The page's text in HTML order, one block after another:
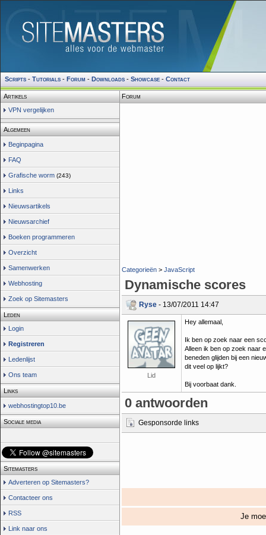
Scripts - Tutorials - Forum - Downloads - Showcase - Contact
Artikels
VPN vergelijken
Algemeen
Beginpagina
FAQ
Grafische worm (243)
Links
Nieuwsartikels
Nieuwsarchief
Boeken programmeren
Overzicht
Samenwerken
Webhosting
Zoek op Sitemasters
Leden
Login
Registreren
Ledenlijst
Ons team
Links
webhostingtop10.be
Sociale media
Sitemasters
Adverteren op Sitemasters?
Contacteer ons
RSS
Link naar ons
Forum
Categorieën > JavaScript
Dynamische scores
Ryse - 13/07/2011 14:47
Lid
Hey allemaal,
Ik ben op zoek naar een
Alleen ik ben op zoek naar
beneden glijden bij een
dit veel op lijkt?
Bij voorbaat dank.
0 antwoorden
Gesponsorde links
Je